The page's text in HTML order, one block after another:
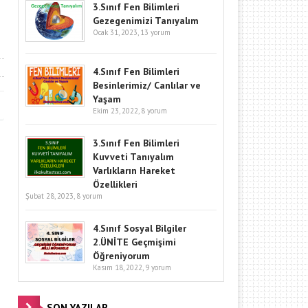
3.Sınıf Fen Bilimleri
Gezegenimizi Tanıyalım
Ocak 31, 2023, 13 yorum
4.Sınıf Fen Bilimleri
Besinlerimiz/ Canlılar ve
Yaşam
Ekim 23, 2022, 8 yorum
3.Sınıf Fen Bilimleri
Kuvveti Tanıyalım
Varlıkların Hareket
Özellikleri
Şubat 28, 2023, 8 yorum
4.Sınıf Sosyal Bilgiler
2.ÜNİTE Geçmişimi
Öğreniyorum
Kasım 18, 2022, 9 yorum